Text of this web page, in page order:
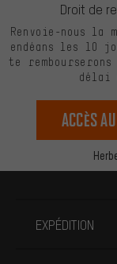
Droit de
Renvoie-nous la
endéans les 10
te
délai
Accès
EXPÉDITION